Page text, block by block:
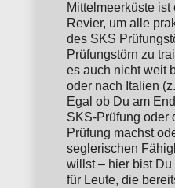
Mittelmeerküste
Revier, um alle
des SKS
Prüfungstörn zu
es auch nicht weit
oder nach Italien
Egal ob Du am
SKS-Prüfung oder
Prüfung machst
seglerischen
willst – hier bist
für Leute, die